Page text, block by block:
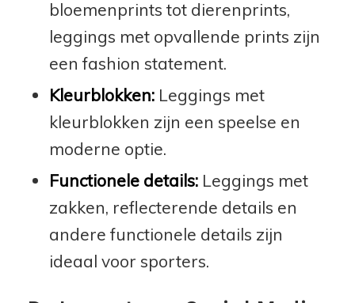
bloemenprints tot dierenprints,
leggings met opvallende prints zijn
een fashion statement.
Kleurblokken:Leggings met
kleurblokken zijn een speelse en
moderne optie.
Functionele details:Leggings met
zakken, reflecterende details en
andere functionele details zijn
ideaal voor sporters.